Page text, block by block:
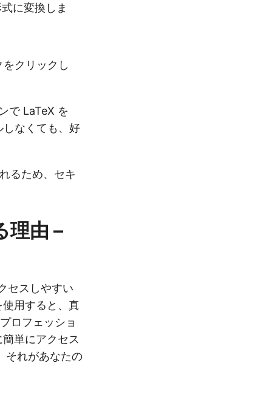
に変換しま
クリックし
で LaTeX を
なくても、好
るため、セキ
理由 –
セスしやすい
用すると、真
ロフェッショ
単にアクセス
それがあなたの